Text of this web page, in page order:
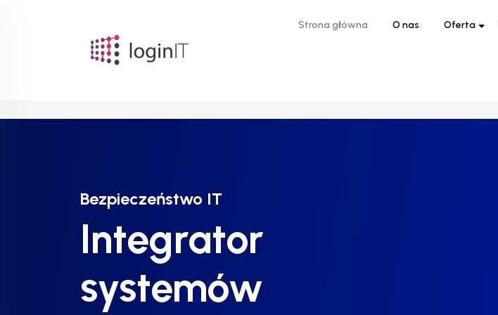
Strona główna O nas Oferta
Bezpieczeństwo IT
Integrator
systemów
Bezpieczeństwo IT
Integrator
systemów
Bezpieczeństwo IT
Integrator
systemów